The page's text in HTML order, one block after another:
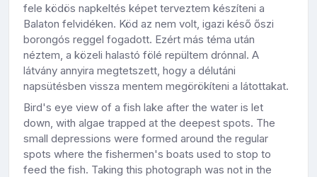
fele ködös napkeltés képet terveztem készíteni a
Balaton felvidéken. Köd az nem volt, igazi késő őszi
borongós reggel fogadott. Ezért más téma után
néztem, a közeli halastó fölé repültem drónnal. A
látvány annyira megtetszett, hogy a délutáni
napsütésben vissza mentem megörökíteni a látottakat.
Bird's eye view of a fish lake after the water is let
down, with algae trapped at the deepest spots. The
small depressions were formed around the regular
spots where the fishermen's boats used to stop to
feed the fish. Taking this photograph was not in the